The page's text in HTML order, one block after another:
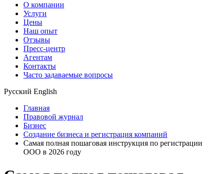
О компании
Услуги
Цены
Наш опыт
Отзывы
Пресс-центр
Агентам
Контакты
Часто задаваемые вопросы
Русский English
Главная
Правовой журнал
Бизнес
Создание бизнеса и регистрация компаний
Самая полная пошаговая инструкция по регистрации
ООО в 2026 году